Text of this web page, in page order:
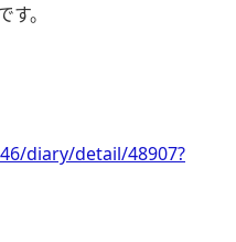
。
diary/detail/48907?